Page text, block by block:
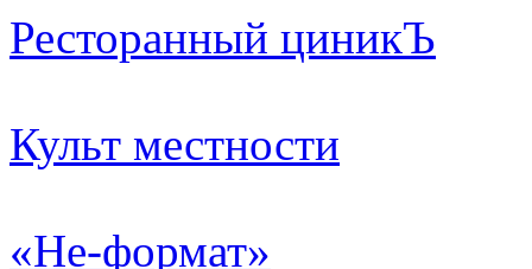
Ресторанный циникЪ
Культ местности
«Не-формат»